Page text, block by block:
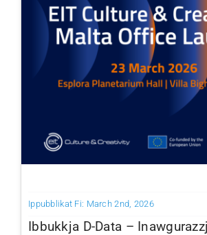
Ippubblikat Fi: March 2nd, 2026
Ibbukkja D-Data –